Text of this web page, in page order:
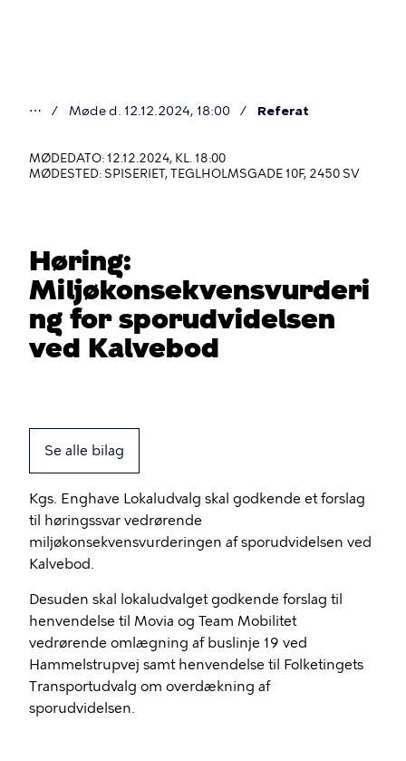
er
her
⋯ Møde d. 12.12.2024, 18:00 Referat
MØDEDATO: 12.12.2024, KL. 18:00
MØDESTED: SPISERIET, TEGLHOLMSGADE 10F, 2450 SV
Høring:
Miljøkonsekvensvurderi
ng for sporudvidelsen
ved Kalvebod
Se alle bilag
Kgs. Enghave Lokaludvalg skal godkende et forslag
til høringssvar vedrørende
miljøkonsekvensvurderingen af sporudvidelsen ved
Kalvebod.
Desuden skal lokaludvalget godkende forslag til
henvendelse til Movia og Team Mobilitet
vedrørende omlægning af buslinje 19 ved
Hammelstrupvej samt henvendelse til Folketingets
Transportudvalg om overdækning af
sporudvidelsen.